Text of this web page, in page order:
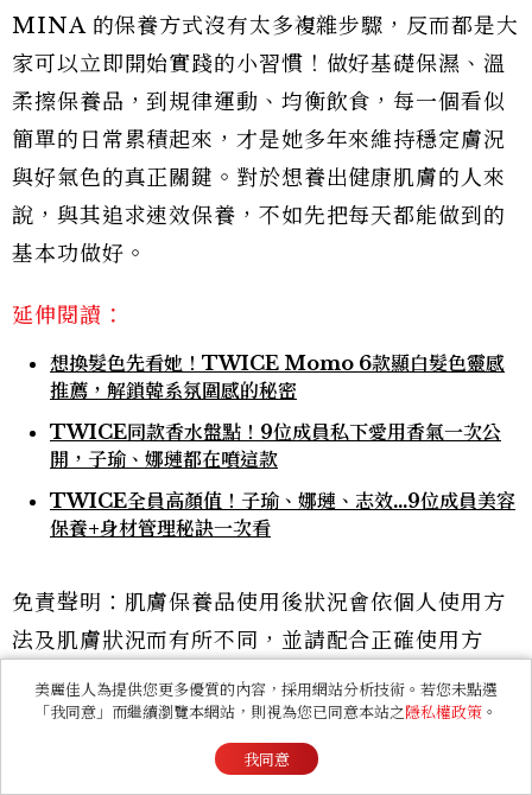
MINA 的保養方式沒有太多複雜步驟，反而都是大
家可以立即開始實踐的小習慣！做好基礎保濕、溫
柔擦保養品，到規律運動、均衡飲食，每一個看似
簡單的日常累積起來，才是她多年來維持穩定膚況
與好氣色的真正關鍵。對於想養出健康肌膚的人來
說，與其追求速效保養，不如先把每天都能做到的
基本功做好。
延伸閱讀：
想換髮色先看她！TWICE Momo 6款顯白髮色靈感
推薦，解鎖韓系氛圍感的秘密
TWICE同款香水盤點！9位成員私下愛用香氣一次公
開，子瑜、娜璉都在噴這款
TWICE全員高顏值！子瑜、娜璉、志效...9位成員美容
保養+身材管理秘訣一次看
免責聲明：肌膚保養品使用後狀況會依個人使用方
法及肌膚狀況而有所不同，並請配合正確使用方
法。
美麗佳人為提供您更多優質的內容，採用網站分析技術。若您未點選
「我同意」而繼續瀏覽本網站，則視為您已同意本站之隱私權政策 。
我同意